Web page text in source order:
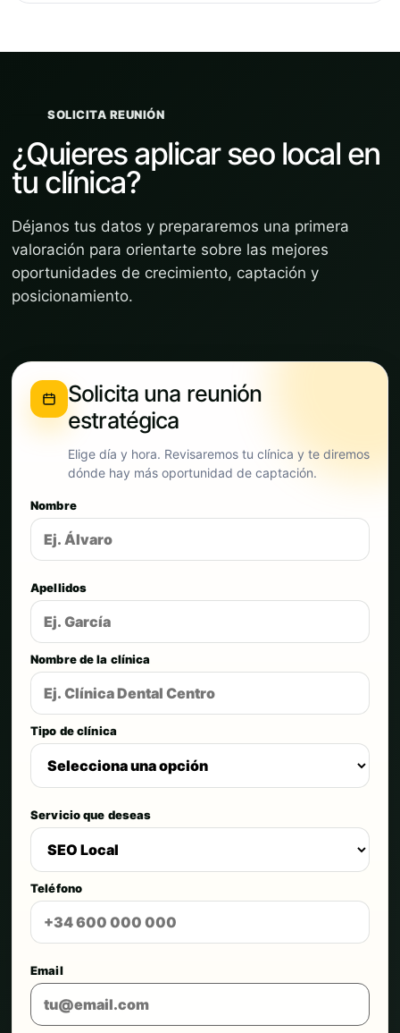
SOLICITA REUNIÓN
¿Quieres aplicar seo local en
tu clínica?
Déjanos tus datos y prepararemos una primera
valoración para orientarte sobre las mejores
oportunidades de crecimiento, captación y
posicionamiento.
Solicita una reunión
estratégica
Elige día y hora. Revisaremos tu clínica y te diremos
dónde hay más oportunidad de captación.
Nombre
Apellidos
Nombre de la clínica
Tipo de clínica
Servicio que deseas
Teléfono
Email